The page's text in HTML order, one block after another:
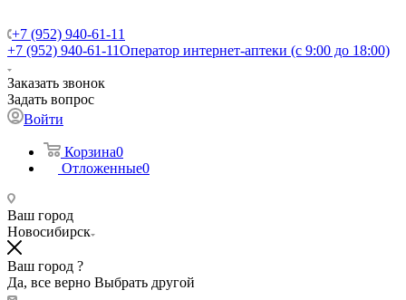
+7 (952) 940-61-11
+7 (952) 940-61-11Оператор интернет-аптеки (с 9:00 до 18:00)
Заказать звонок
Задать вопрос
Войти
Корзина0
Отложенные0
Ваш город
Новосибирск
Ваш город ?
Да, все верно Выбрать другой